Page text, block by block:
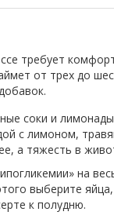
требует
от трех до
соки и
с лимоном,
а тяжесть в
на
выберите
к полудню.